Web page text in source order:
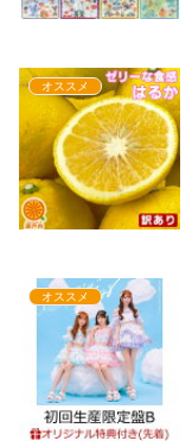
オススメ
オススメ